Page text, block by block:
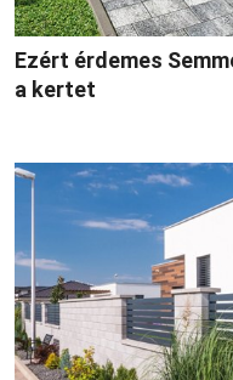
Ezért érdemes
a kertet